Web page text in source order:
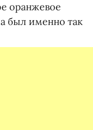
оранжевое
был именно так